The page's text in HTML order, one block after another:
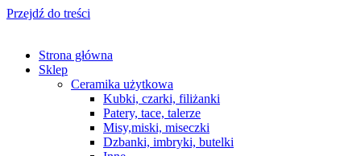
Przejdź do treści
Strona główna
Sklep
Ceramika użytkowa
Kubki, czarki, filiżanki
Patery, tace, talerze
Misy,miski, miseczki
Dzbanki, imbryki, butelki